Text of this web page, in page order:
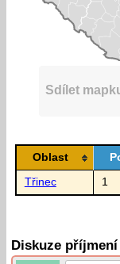
Sdílet
Oblast
Třinec 1
Diskuze